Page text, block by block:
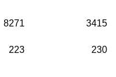
3415
230
8271
223